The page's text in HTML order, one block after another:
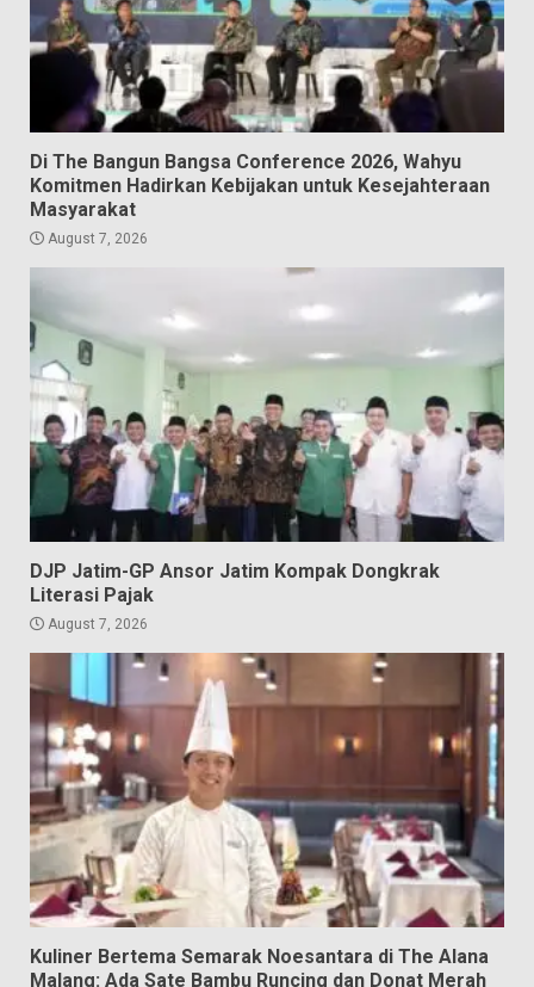
Di The Bangun Bangsa Conference 2026, Wahyu
Komitmen Hadirkan Kebijakan untuk Kesejahteraan
Masyarakat
August 7, 2026
DJP Jatim-GP Ansor Jatim Kompak Dongkrak
Literasi Pajak
August 7, 2026
Kuliner Bertema Semarak Noesantara di The Alana
Malang: Ada Sate Bambu Runcing dan Donat Merah